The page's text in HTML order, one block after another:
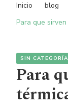
Inicio blog
Para que
SIN CATEGORÍA
Para